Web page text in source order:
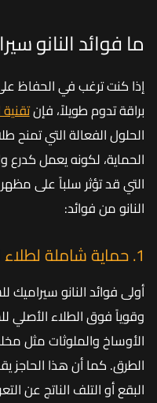
ما فوائد النانو
إذا كنت ترغب في الحفاظ
براقة تدوم طويلاً، فإن
الحلول الفعالة التي تمنح
الحماية، لكونه يعمل كدرع
التي قد تؤثر سلباً على مظهر
النانو من فوائد:
1. حماية شاملة لطلاء السيارة
أولى فوائد النانو سيراميك
وقوياً فوق الطلاء الأصلي
الأوساخ والملوثات مثل
الطرق. كما أن هذا الحاجز
البقع أو التلف الناتج عن